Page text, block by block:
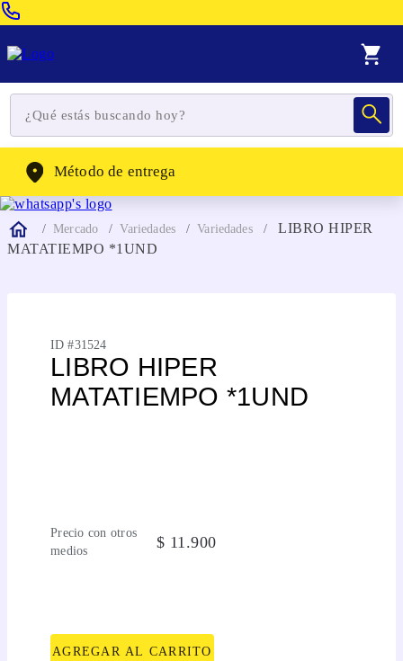
WhatsApp: (302) 262-4104
Método de entrega
Mercado Variedades Variedades
LIBRO HIPER
MATATIEMPO *1UND
ID #31524
LIBRO HIPER
MATATIEMPO *1UND
Precio con otros
medios
$ 11.900
AGREGAR AL CARRITO